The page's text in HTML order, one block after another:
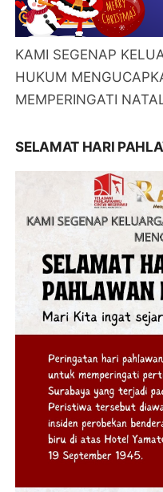
KAMI SEGENAP
HUKUM
MEMPERINGATI
SELAMAT HARI